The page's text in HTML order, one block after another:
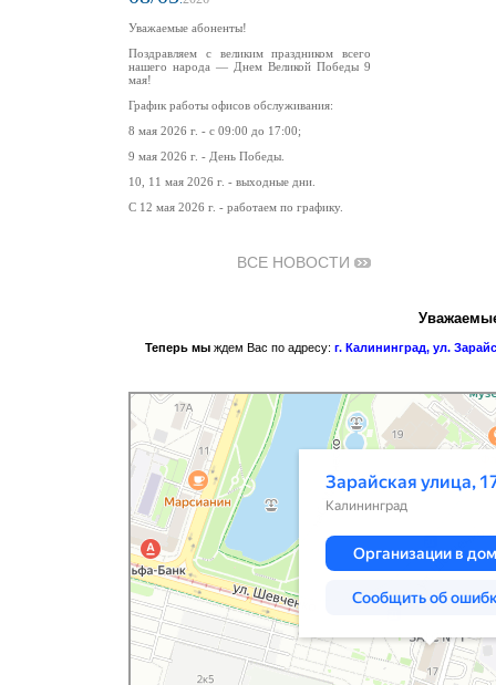
Уважаемые абоненты!
Поздравляем с великим праздником всего
нашего народа — Днем Великой Победы 9
мая!
График работы офисов обслуживания:
8 мая 2026 г. - с 09:00 до 17:00;
9 мая 2026 г. - День Победы.
10, 11 мая 2026 г. - выходные дни.
С 12 мая 2026 г. - работаем по графику.
ВСЕ НОВОСТИ
Теперь мы ждем Вас по адресу: г. Калининград, ул.
Калининград
Зарайская улица, 17А — Яндекс.Карты